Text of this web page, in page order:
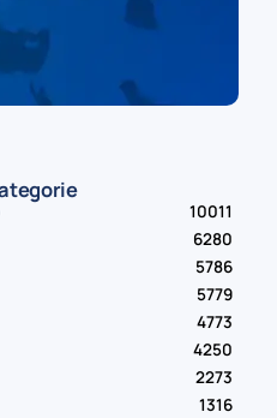
10011
6280
5786
5779
4773
4250
2273
1316